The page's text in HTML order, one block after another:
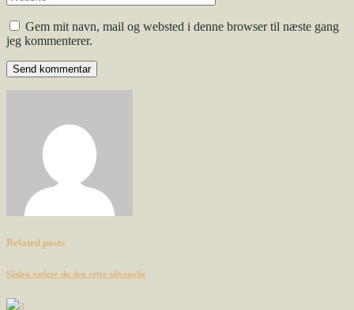
Gem mit navn, mail og websted i denne browser til næste gang
jeg kommenterer.
Send kommentar
Related posts
Sådan vælger du den rette olivenolie